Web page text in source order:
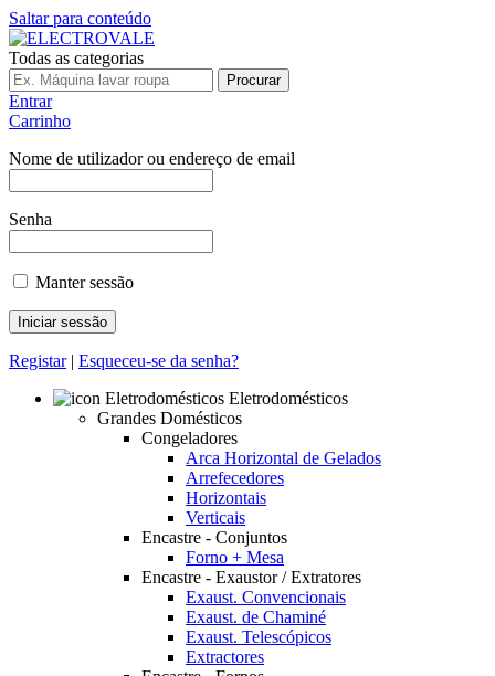
Saltar para conteúdo
Todas as categorias
Procurar
Entrar
Carrinho
Nome de utilizador ou endereço de email
Senha
Manter sessão
Registar| Esqueceu-se da senha?
Eletrodomésticos
Grandes Domésticos
Congeladores
Arca Horizontal de Gelados
Arrefecedores
Horizontais
Verticais
Encastre - Conjuntos
Forno + Mesa
Encastre - Exaustor / Extratores
Exaust. Convencionais
Exaust. de Chaminé
Exaust. Telescópicos
Extractores